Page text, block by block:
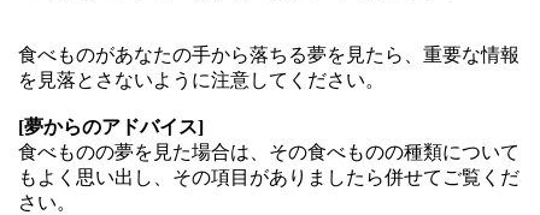
食べものがあなたの手から落ちる夢を見たら、重要な情報
を見落とさないように注意してください。
[夢からのアドバイス]
食べものの夢を見た場合は、その食べものの種類について
もよく思い出し、その項目がありましたら併せてご覧くだ
さい。